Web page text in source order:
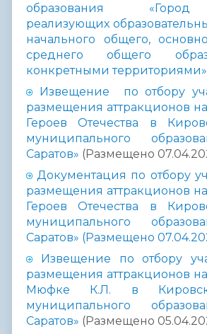
образования «Город
реализующих
начального общего,
среднего общего
конкретными территориями»
Извещение по отбору
размещения аттракционов
Героев Отечества в
муниципального
Саратов» (Размещено
Документация по отбору
размещения аттракционов
Героев Отечества в
муниципального
Саратов» (Размещено
Извещение по отбору
размещения аттракционов
Мюфке К.Л. в
муниципального
Саратов» (Размещено